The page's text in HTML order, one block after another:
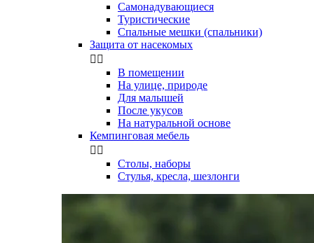
Самонадувающиеся
Туристические
Спальные мешки (спальники)
Защита от насекомых
 
В помещении
На улице, природе
Для малышей
После укусов
На натуральной основе
Кемпинговая мебель
 
Столы, наборы
Стулья, кресла, шезлонги